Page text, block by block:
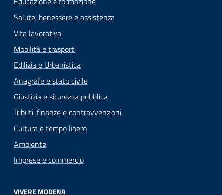
Salute, benessere e assistenza
Vita lavorativa
Mobilità e trasporti
Edilizia e Urbanistica
Anagrafe e stato civile
Giustizia e sicurezza pubblica
Tributi, finanze e contravvenzioni
Cultura e tempo libero
Ambiente
Imprese e commercio
VIVERE MODENA